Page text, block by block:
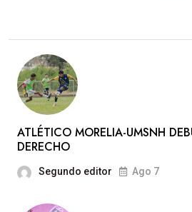
ATLÉTICO MORELIA-UMSNH
DERECHO
Segundo editor Ago 7